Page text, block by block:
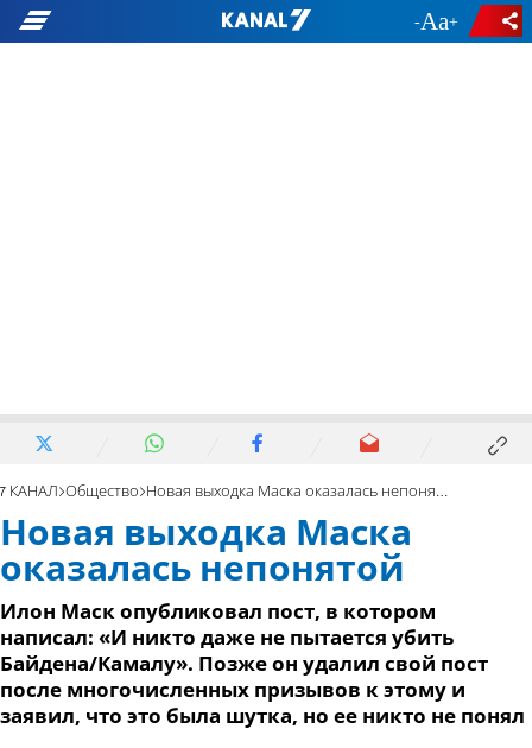
- +
7 КАНАЛ Общество Новая выходка Маска оказалась непонятой
Новая выходка Маска
оказалась непонятой
Илон Маск опубликовал пост, в котором
написал: «И никто даже не пытается убить
Байдена/Камалу». Позже он удалил свой пост
после многочисленных призывов к этому и
заявил, что это была шутка, но ее никто не понял